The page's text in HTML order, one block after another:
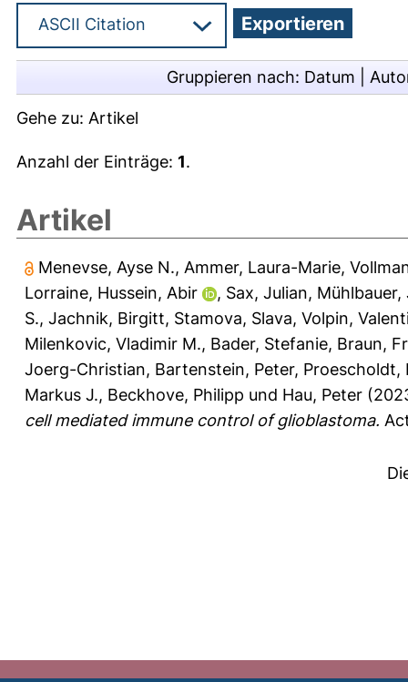
Gruppieren nach: Datum
Gehe zu: Artikel
Anzahl der Einträge: 1.
Artikel
Menevse, Ayse N., Ammer, Laura-Marie,
Lorraine, Hussein, Abir , Sax, Julian, Mühlbauer,
S., Jachnik, Birgitt, Stamova, Slava, Volpin,
Milenkovic, Vladimir M., Bader, Stefanie, Braun,
Joerg-Christian, Bartenstein, Peter, Proescholdt,
Markus J., Beckhove, Philipp und Hau, Peter
cell mediated immune control of glioblastoma.